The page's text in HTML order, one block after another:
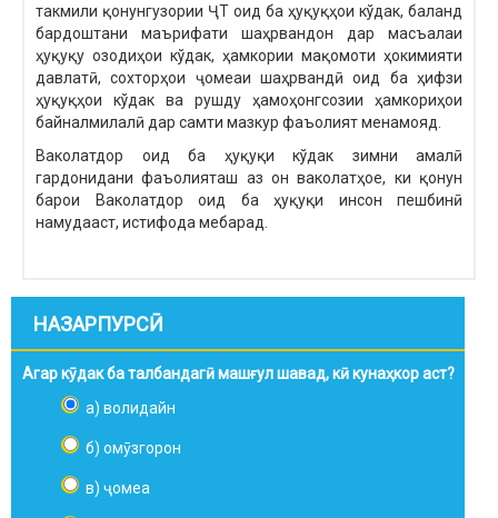
такмили қонунгузории ҶТ оид ба ҳуқуқҳои кўдак, баланд
бардоштани маърифати шаҳрвандон дар масъалаи
ҳуқуқу озодиҳои кўдак, ҳамкории мақомоти ҳокимияти
давлатӣ, сохторҳои ҷомеаи шаҳрвандӣ оид ба ҳифзи
ҳуқуқҳои кўдак ва рушду ҳамоҳонгсозии ҳамкориҳои
байналмилалӣ дар самти мазкур фаъолият менамояд.
Ваколатдор оид ба ҳуқуқи кўдак зимни амалӣ
гардонидани фаъолияташ аз он ваколатҳое, ки қонун
барои Ваколатдор оид ба ҳуқуқи инсон пешбинӣ
намудааст, истифода мебарад.
НАЗАРПУРСӢ
Агар кӯдак ба талбандагӣ машғул шавад, кӣ кунаҳкор аст?
а) волидайн
б) омӯзгорон
в) ҷомеа